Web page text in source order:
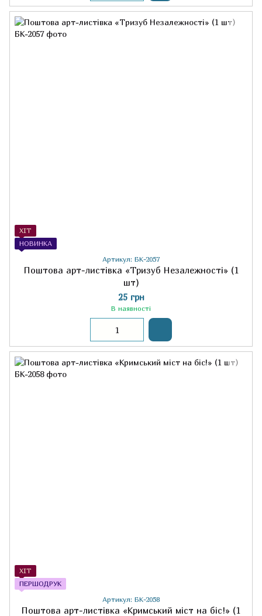
ХІТ
НОВИНКА
Артикул: БК-2057
Поштова арт-листівка «Тризуб Незалежності» (1
шт)
25 грн
В наявності
ХІТ
ПЕРШОДРУК
Артикул: БК-2058
Поштова арт-листівка «Кримський міст на біс!» (1